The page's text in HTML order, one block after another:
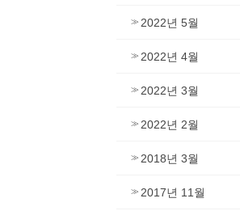
2022년 5월
2022년 4월
2022년 3월
2022년 2월
2018년 3월
2017년 11월